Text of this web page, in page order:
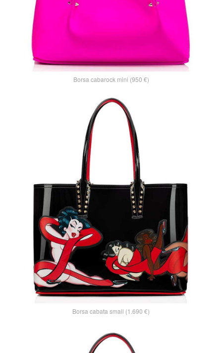
Borsa cabarock mini (950 €)
Borsa cabata small (1.690 €)